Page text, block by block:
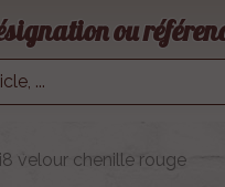
ou
velour chenille rouge